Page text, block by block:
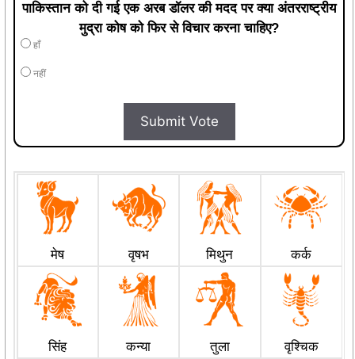
पाकिस्तान को दी गई एक अरब डॉलर की मदद पर क्या अंतरराष्ट्रीय
मुद्रा कोष को फिर से विचार करना चाहिए?
हाँ
नहीं
Submit Vote
मेष वृषभ मिथुन कर्क
सिंह कन्या तुला वृश्चिक